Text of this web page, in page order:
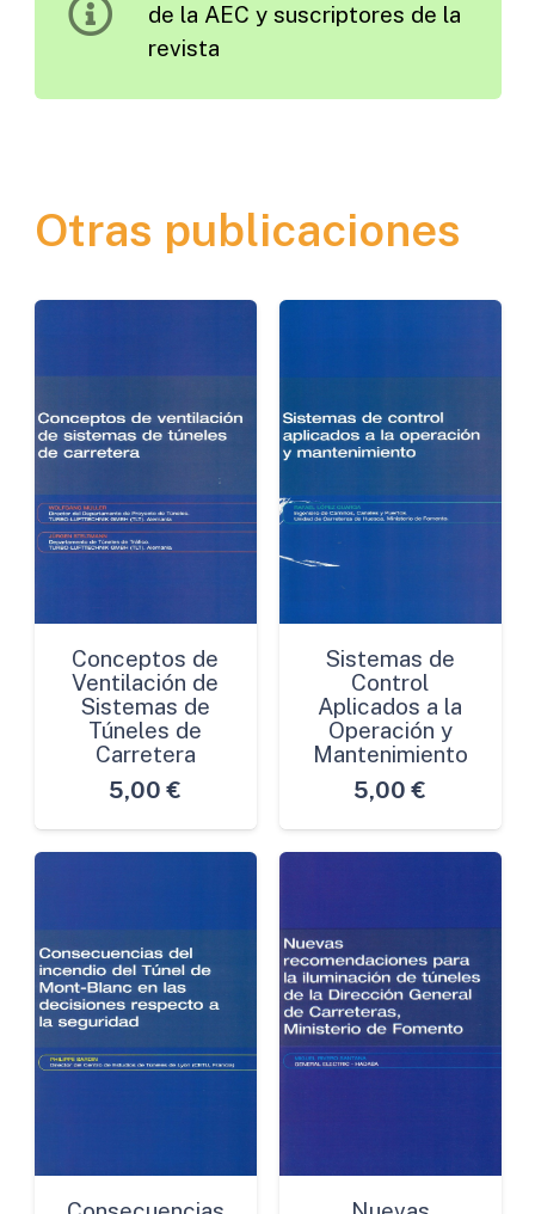
GNSS
del
Proyecto
cantidad
de la AEC y suscriptores de la
revista
Otras publicaciones
Conceptos de
Ventilación de
Sistemas de
Túneles de
Carretera
5,00 €
Sistemas de
Control
Aplicados a la
Operación y
Mantenimiento
5,00 €